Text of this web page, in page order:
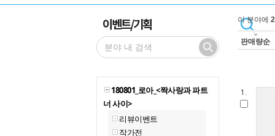
이벤트/기획
180801_로아_<짝사랑과 파트
너 사이>
리뷰이벤트
작가전
이 분야에 2
판매량순
1.